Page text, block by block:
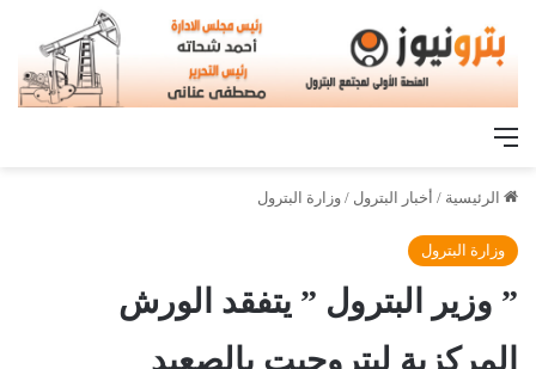
القائمة
الرئيسية / أخبار البترول / وزارة البترول
وزارة البترول
” وزير البترول ” يتفقد الورش
المركزية لبتروجيت بالصعيد